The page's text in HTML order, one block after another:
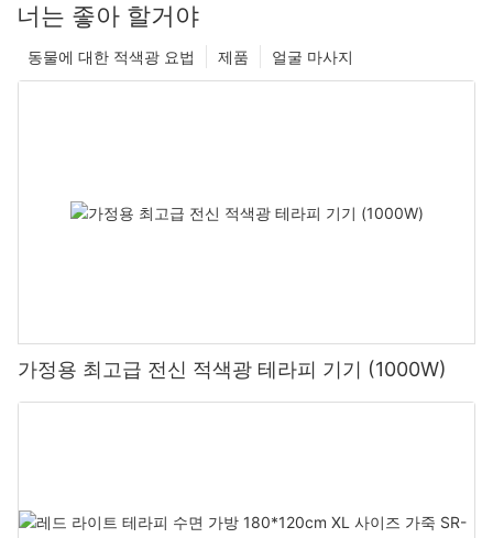
너는 좋아 할거야
얼굴 마사지
제품
동물에 대한 적색광 요법
가정용 최고급 전신 적색광 테라피 기기 (1000W)